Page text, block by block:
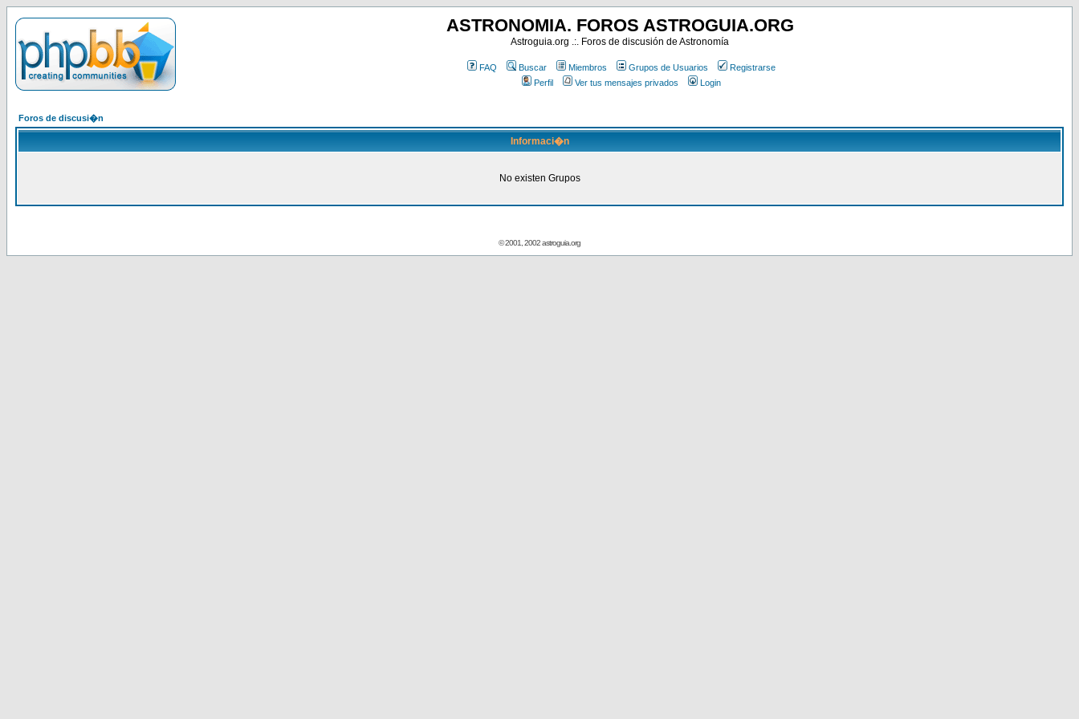
ASTRONOMIA. FOROS ASTROGUIA.ORG
Astroguia.org .:. Foros de discusión de Astronomía
FAQ Buscar Miembros Grupos de Usuarios
Registrarse
Perfil
Ver tus mensajes privados Login
Foros de discusi�n
Informaci�n
No existen Grupos
© 2001, 2002 astroguia.org